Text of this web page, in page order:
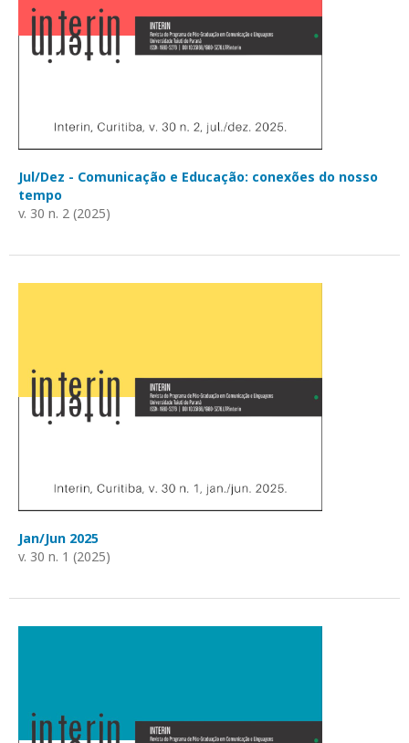
Jul/Dez - Comunicação e Educação: conexões do nosso
tempo
v. 30 n. 2 (2025)
Jan/Jun 2025
v. 30 n. 1 (2025)